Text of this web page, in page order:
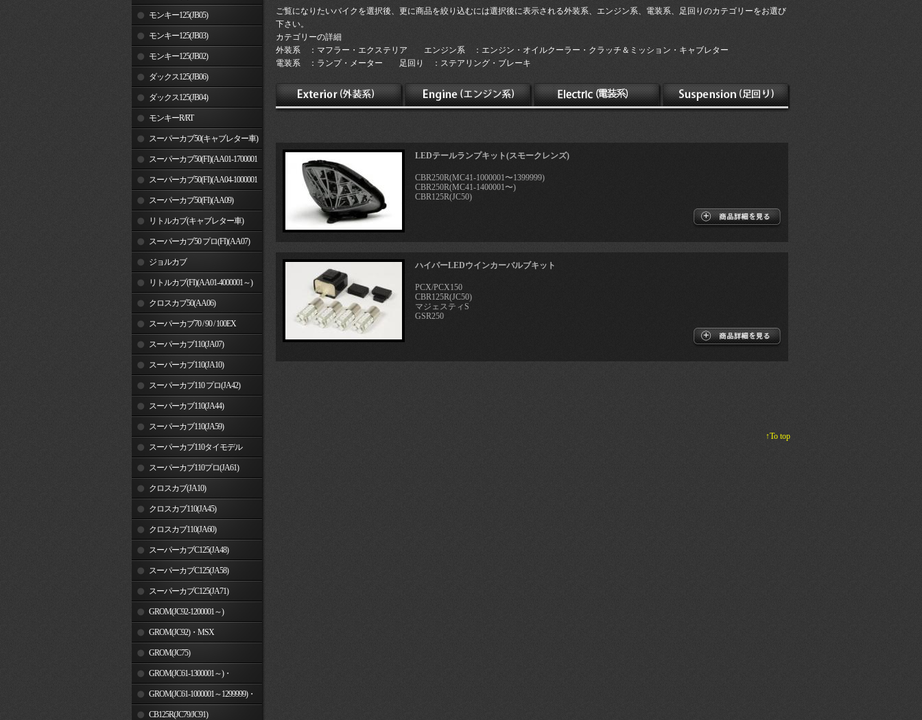
モンキー125(JB05)
モンキー125(JB03)
モンキー125(JB02)
ダックス125(JB06)
ダックス125(JB04)
モンキーR/RT
スーパーカブ50(キャブレター車)
スーパーカブ50(FI)(AA01-1700001
～) スーパーカブ50(FI)(AA04-1000001
～) スーパーカブ50(FI)(AA09)
リトルカブ(キャブレター車)
スーパーカブ50 プロ(FI)(AA07)
ジョルカブ
リトルカブ(FI)(AA01-4000001～)
クロスカブ50(AA06)
スーパーカブ70 / 90 / 100EX
スーパーカブ110(JA07)
スーパーカブ110(JA10)
スーパーカブ110 プロ(JA42)
スーパーカブ110(JA44)
スーパーカブ110(JA59)
スーパーカブ110タイモデル
(MLHJA56)
スーパーカブ110プロ(JA61)
クロスカブ(JA10)
クロスカブ110(JA45)
クロスカブ110(JA60)
スーパーカブC125(JA48)
スーパーカブC125(JA58)
スーパーカブC125(JA71)
GROM(JC92-1200001～)
GROM(JC92)・MSX
GROM(MLHJC92)
GROM(JC75)
GROM(JC61-1300001～)・
MSX125SF
GROM(JC61-1000001～1299999)・
MSX125CB125R(JC79/JC91)
ご覧になりたいバイクを選択後、更に商品を絞り込むには選択後に表示される外装系、エンジン系、電装系、足回りのカテゴリーをお選び
下さい。
カテゴリーの詳細
外装系 ：マフラー・エクステリア エンジン系 ：エンジン・オイルクーラー・クラッチ＆ミッション・キャブレター
電装系 ：ランプ・メーター 足回り ：ステアリング・ブレーキ
LEDテールランプキット(スモークレンズ)
CBR250R(MC41-1000001〜1399999)
CBR250R(MC41-1400001〜)
CBR125R(JC50)
ハイパーLEDウインカーバルブキット
PCX/PCX150
CBR125R(JC50)
マジェスティS
GSR250
↑To top